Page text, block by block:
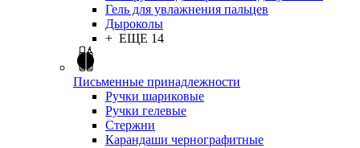
Гель для увлажнения пальцев
Дыроколы
+ ЕЩЕ 14
Письменные принадлежности
Ручки шариковые
Ручки гелевые
Стержни
Карандаши чернографитные